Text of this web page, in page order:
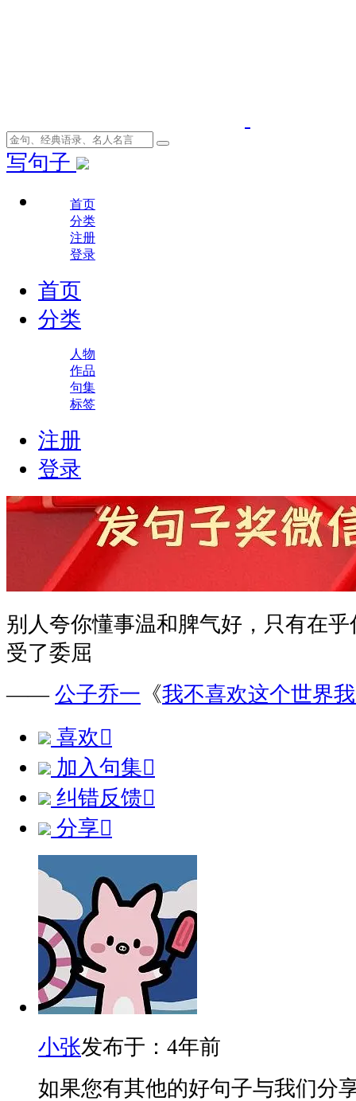
写句子
首页
分类
注册
登录
首页
分类
人物
作品
句集
标签
注册
登录
别人夸你懂事温和脾气好，只有在
受了委屈
—— 公子乔一 《我不喜欢这个世界
喜欢
加入句集
纠错反馈
分享
小张发布于：4年前
如果您有其他的好句子与我们分